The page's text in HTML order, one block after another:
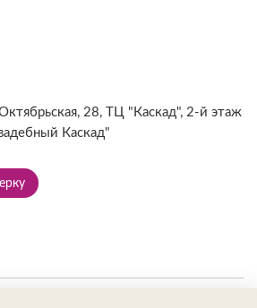
28, ТЦ "Каскад", 2-й этаж
Каскад"